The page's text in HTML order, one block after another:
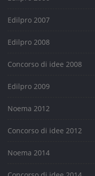
Edilpro 2007
Edilpro 2008
Concorso di idee 2008
Edilpro 2009
Noema 2012
Concorso di idee 2012
Noema 2014